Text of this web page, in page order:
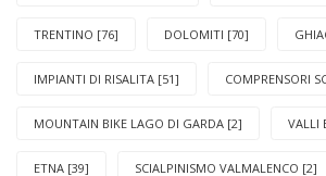
TRENTINO [76] DOLOMITI [70]
IMPIANTI DI RISALITA [51] COMPRENSORI
MOUNTAIN BIKE LAGO DI GARDA [2] VALLI
ETNA [39] SCIALPINISMO VALMALENCO [2]